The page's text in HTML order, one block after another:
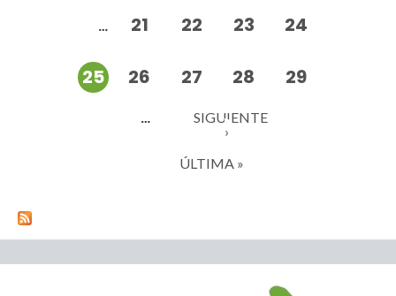
… 21 22 23 24
25 26 27 28 29
…
SIGUIENTE
›
ÚLTIMA »